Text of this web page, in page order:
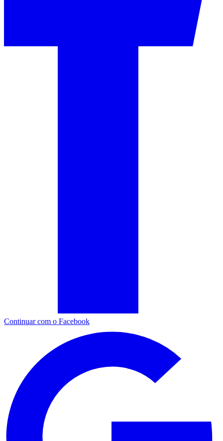
Continuar com o Facebook